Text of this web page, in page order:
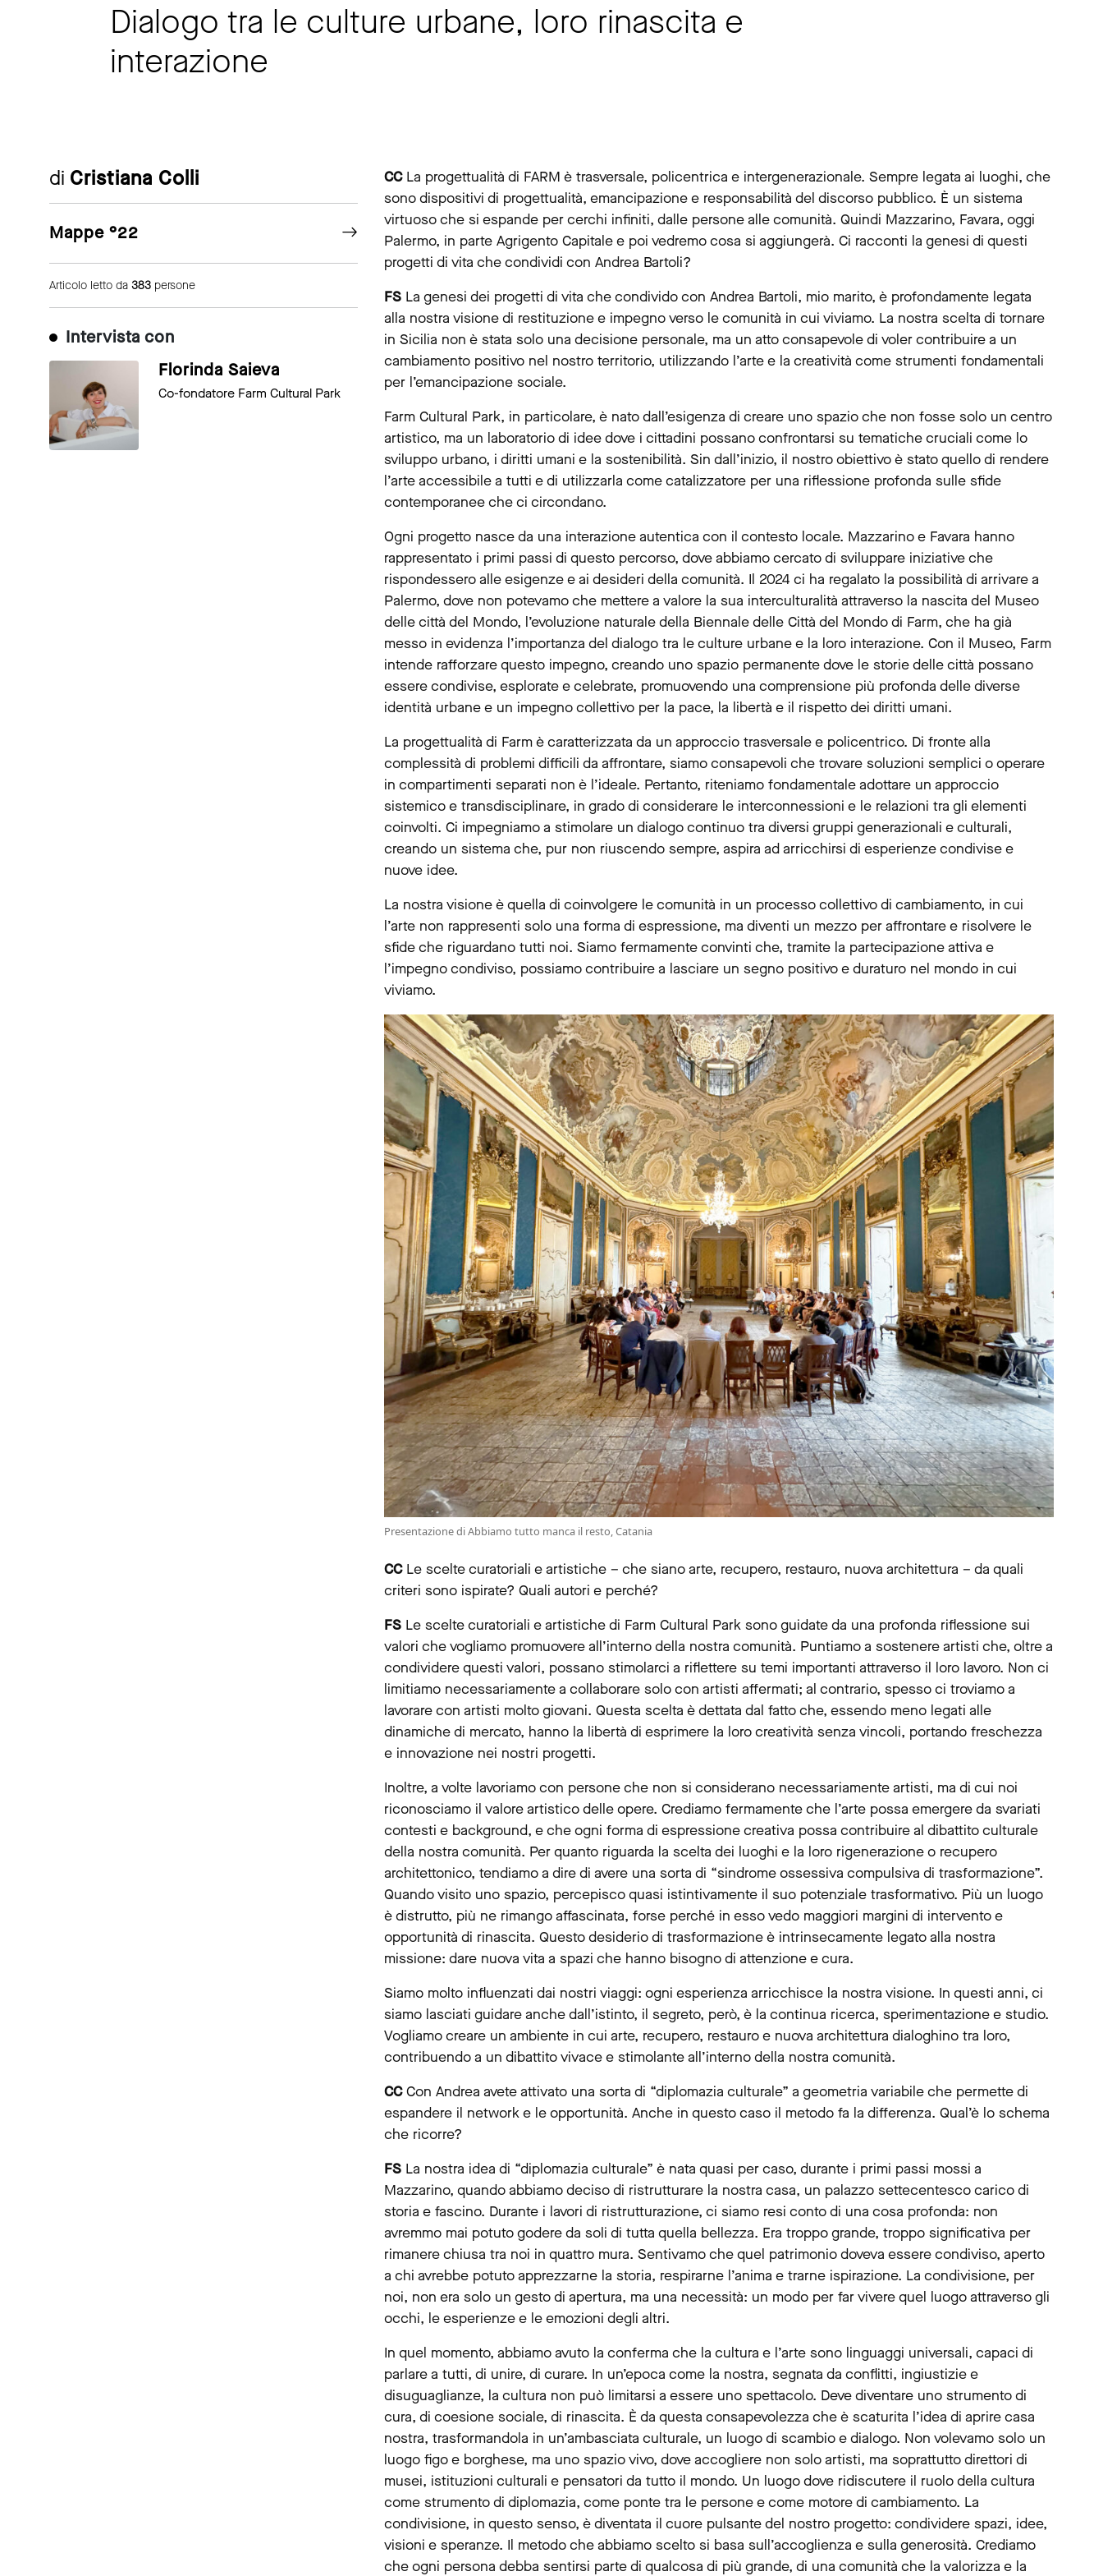
Dialogo tra le culture urbane, loro rinascita e
interazione
di Cristiana Colli
Mappe °22
Articolo letto da 383 persone
Intervista con
Florinda Saieva
Co-fondatore Farm Cultural Park
CCLa progettualità di FARM è trasversale, policentrica e intergenerazionale. Sempre legata ai luoghi, che
sono dispositivi di progettualità, emancipazione e responsabilità del discorso pubblico. È un sistema
virtuoso che si espande per cerchi infiniti, dalle persone alle comunità. Quindi Mazzarino, Favara, oggi
Palermo, in parte Agrigento Capitale e poi vedremo cosa si aggiungerà. Ci racconti la genesi di questi
progetti di vita che condividi con Andrea Bartoli?
FSLa genesi dei progetti di vita che condivido con Andrea Bartoli, mio marito, è profondamente legata
alla nostra visione di restituzione e impegno verso le comunità in cui viviamo. La nostra scelta di tornare
in Sicilia non è stata solo una decisione personale, ma un atto consapevole di voler contribuire a un
cambiamento positivo nel nostro territorio, utilizzando l’arte e la creatività come strumenti fondamentali
per l’emancipazione sociale.
Farm Cultural Park, in particolare, è nato dall’esigenza di creare uno spazio che non fosse solo un centro
artistico, ma un laboratorio di idee dove i cittadini possano confrontarsi su tematiche cruciali come lo
sviluppo urbano, i diritti umani e la sostenibilità. Sin dall’inizio, il nostro obiettivo è stato quello di rendere
l’arte accessibile a tutti e di utilizzarla come catalizzatore per una riflessione profonda sulle sfide
contemporanee che ci circondano.
Ogni progetto nasce da una interazione autentica con il contesto locale. Mazzarino e Favara hanno
rappresentato i primi passi di questo percorso, dove abbiamo cercato di sviluppare iniziative che
rispondessero alle esigenze e ai desideri della comunità. Il 2024 ci ha regalato la possibilità di arrivare a
Palermo, dove non potevamo che mettere a valore la sua interculturalità attraverso la nascita del Museo
delle città del Mondo, l’evoluzione naturale della Biennale delle Città del Mondo di Farm, che ha già
messo in evidenza l’importanza del dialogo tra le culture urbane e la loro interazione. Con il Museo, Farm
intende rafforzare questo impegno, creando uno spazio permanente dove le storie delle città possano
essere condivise, esplorate e celebrate, promuovendo una comprensione più profonda delle diverse
identità urbane e un impegno collettivo per la pace, la libertà e il rispetto dei diritti umani.
La progettualità di Farm è caratterizzata da un approccio trasversale e policentrico. Di fronte alla
complessità di problemi difficili da affrontare, siamo consapevoli che trovare soluzioni semplici o operare
in compartimenti separati non è l’ideale. Pertanto, riteniamo fondamentale adottare un approccio
sistemico e transdisciplinare, in grado di considerare le interconnessioni e le relazioni tra gli elementi
coinvolti. Ci impegniamo a stimolare un dialogo continuo tra diversi gruppi generazionali e culturali,
creando un sistema che, pur non riuscendo sempre, aspira ad arricchirsi di esperienze condivise e
nuove idee.
La nostra visione è quella di coinvolgere le comunità in un processo collettivo di cambiamento, in cui
l’arte non rappresenti solo una forma di espressione, ma diventi un mezzo per affrontare e risolvere le
sfide che riguardano tutti noi. Siamo fermamente convinti che, tramite la partecipazione attiva e
l’impegno condiviso, possiamo contribuire a lasciare un segno positivo e duraturo nel mondo in cui
viviamo.
Presentazione di Abbiamo tutto manca il resto, Catania
CCLe scelte curatoriali e artistiche – che siano arte, recupero, restauro, nuova architettura – da quali
criteri sono ispirate? Quali autori e perché?
FSLe scelte curatoriali e artistiche di Farm Cultural Park sono guidate da una profonda riflessione sui
valori che vogliamo promuovere all’interno della nostra comunità. Puntiamo a sostenere artisti che, oltre a
condividere questi valori, possano stimolarci a riflettere su temi importanti attraverso il loro lavoro. Non ci
limitiamo necessariamente a collaborare solo con artisti affermati; al contrario, spesso ci troviamo a
lavorare con artisti molto giovani. Questa scelta è dettata dal fatto che, essendo meno legati alle
dinamiche di mercato, hanno la libertà di esprimere la loro creatività senza vincoli, portando freschezza
e innovazione nei nostri progetti.
Inoltre, a volte lavoriamo con persone che non si considerano necessariamente artisti, ma di cui noi
riconosciamo il valore artistico delle opere. Crediamo fermamente che l’arte possa emergere da svariati
contesti e background, e che ogni forma di espressione creativa possa contribuire al dibattito culturale
della nostra comunità. Per quanto riguarda la scelta dei luoghi e la loro rigenerazione o recupero
architettonico, tendiamo a dire di avere una sorta di “sindrome ossessiva compulsiva di trasformazione”.
Quando visito uno spazio, percepisco quasi istintivamente il suo potenziale trasformativo. Più un luogo
è distrutto, più ne rimango affascinata, forse perché in esso vedo maggiori margini di intervento e
opportunità di rinascita. Questo desiderio di trasformazione è intrinsecamente legato alla nostra
missione: dare nuova vita a spazi che hanno bisogno di attenzione e cura.
Siamo molto influenzati dai nostri viaggi: ogni esperienza arricchisce la nostra visione. In questi anni, ci
siamo lasciati guidare anche dall’istinto, il segreto, però, è la continua ricerca, sperimentazione e studio.
Vogliamo creare un ambiente in cui arte, recupero, restauro e nuova architettura dialoghino tra loro,
contribuendo a un dibattito vivace e stimolante all’interno della nostra comunità.
CCCon Andrea avete attivato una sorta di “diplomazia culturale” a geometria variabile che permette di
espandere il network e le opportunità. Anche in questo caso il metodo fa la differenza. Qual’è lo schema
che ricorre?
FSLa nostra idea di “diplomazia culturale” è nata quasi per caso, durante i primi passi mossi a
Mazzarino, quando abbiamo deciso di ristrutturare la nostra casa, un palazzo settecentesco carico di
storia e fascino. Durante i lavori di ristrutturazione, ci siamo resi conto di una cosa profonda: non
avremmo mai potuto godere da soli di tutta quella bellezza. Era troppo grande, troppo significativa per
rimanere chiusa tra noi in quattro mura. Sentivamo che quel patrimonio doveva essere condiviso, aperto
a chi avrebbe potuto apprezzarne la storia, respirarne l’anima e trarne ispirazione. La condivisione, per
noi, non era solo un gesto di apertura, ma una necessità: un modo per far vivere quel luogo attraverso gli
occhi, le esperienze e le emozioni degli altri.
In quel momento, abbiamo avuto la conferma che la cultura e l’arte sono linguaggi universali, capaci di
parlare a tutti, di unire, di curare. In un’epoca come la nostra, segnata da conflitti, ingiustizie e
disuguaglianze, la cultura non può limitarsi a essere uno spettacolo. Deve diventare uno strumento di
cura, di coesione sociale, di rinascita. È da questa consapevolezza che è scaturita l’idea di aprire casa
nostra, trasformandola in un’ambasciata culturale, un luogo di scambio e dialogo. Non volevamo solo un
luogo figo e borghese, ma uno spazio vivo, dove accogliere non solo artisti, ma soprattutto direttori di
musei, istituzioni culturali e pensatori da tutto il mondo. Un luogo dove ridiscutere il ruolo della cultura
come strumento di diplomazia, come ponte tra le persone e come motore di cambiamento. La
condivisione, in questo senso, è diventata il cuore pulsante del nostro progetto: condividere spazi, idee,
visioni e speranze. Il metodo che abbiamo scelto si basa sull’accoglienza e sulla generosità. Crediamo
che ogni persona debba sentirsi parte di qualcosa di più grande, di una comunità che la valorizza e la